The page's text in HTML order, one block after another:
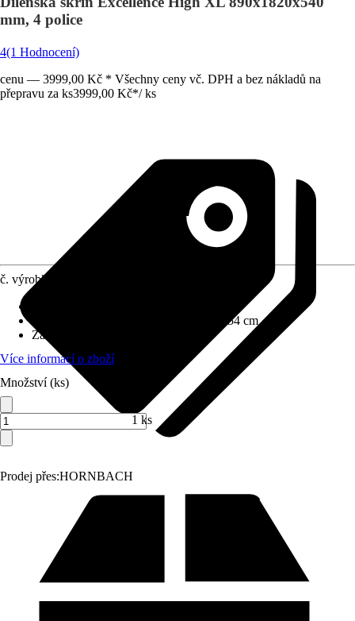
mm, 4 police
4(1 Hodnocení)
cenu — 3999,00 Kč * Všechny ceny vč. DPH a bez nákladů na
přepravu za ks3999,00 Kč*/ ks
Prodej přes:HORNBACH
č. výrobku
89 cm x 182 cm x 54 cm
Základní barva
Více informací o zboží
Množství (ks)
1 ks